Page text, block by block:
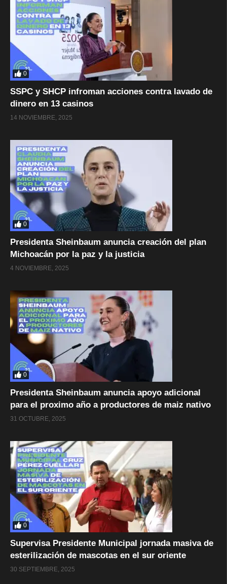
0
SSPC y SHCP infroman acciones contra lavado de
dinero en 13 casinos
14 NOVIEMBRE, 2025
0
Presidenta Sheinbaum anuncia creación del plan
Michoacán por la paz y la justicia
4 NOVIEMBRE, 2025
0
Presidenta Sheinbaum anuncia apoyo adicional
para el proximo año a productores de maiz nativo
31 OCTUBRE, 2025
0
Supervisa Presidente Municipal jornada masiva de
esterilización de mascotas en el sur oriente
30 SEPTIEMBRE, 2025